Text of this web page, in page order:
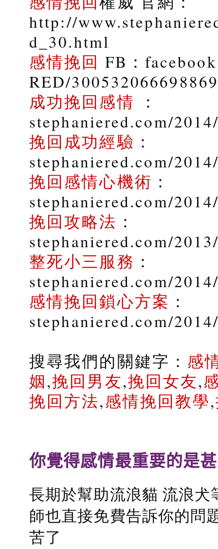
http://
d_30.html
感情挽回 FB：
RED/300532066698869
成功挽回感情 ：
stephaniered.com/
挽回成功經驗 ：
stephaniered.com/
挽回感情心機術 ：
stephaniered.com/
挽回攻略法 ：
stephaniered.com/
整死小三服務 ：
stephaniered.com/
感情挽回鎖心方案 ：
stephaniered.com/
搜尋我們的關鍵字： 感
姻,挽回男友,挽回女友,
挽回方法,感情挽回教學,
你覺得感情最重要的是
長期於幫助流浪貓 流浪
師也直接免費告訴你的問
苦了